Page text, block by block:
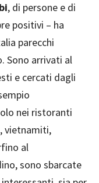
, di persone e di
positivi – ha
parecchi
Sono arrivati al
e cercati dagli
nei ristoranti
vietnamiti,
al
sono sbarcate